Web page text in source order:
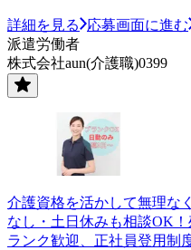
詳細を見る
応募画面に進む
派遣労働者
株式会社aun(介護職)0399
介護資格を活かして無理な
なし・土日休みも相談OK
ランク歓迎、正社員登用制